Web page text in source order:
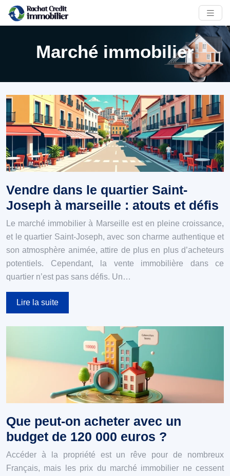
Marché immobilier
Vendre dans le quartier Saint-
Joseph à marseille : atouts et défis
Le marché immobilier à Marseille est en pleine croissance,
et le quartier Saint-Joseph, avec son charme authentique et
son atmosphère animée, attire de plus en plus d’acheteurs
potentiels. Cependant, la vente immobilière dans ce
quartier n’est pas sans défis. Un…
Lire la suite
Que peut-on acheter avec un
budget de 120 000 euros ?
Accéder à la propriété est un rêve pour de nombreux
Français, mais les prix du marché immobilier ne cessent